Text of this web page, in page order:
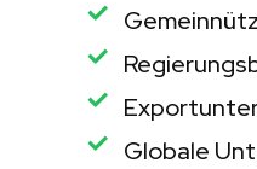
Globale